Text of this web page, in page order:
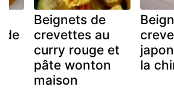
de
Beignets de
crevettes au
curry rouge et
pâte wonton
maison
la